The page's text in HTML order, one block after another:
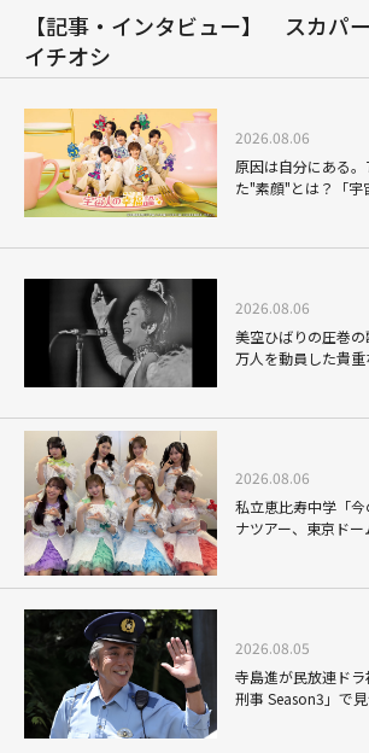
【記事・インタビュー】 スカパ
イチオシ
2026.08.06
原因は自分にある
た"素顔"とは？「宇
2026.08.06
美空ひばりの圧巻
万人を動員した貴
2026.08.06
私立恵比寿中学「
ナツアー、東京ド
2026.08.05
寺島進が民放連ド
刑事 Season3」で